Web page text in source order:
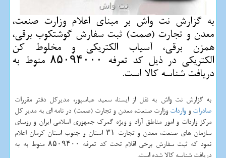
به گزارش نت واش بر مبنای اعلام وزارت صنعت،
معدن و تجارت (صمت) ثبت سفارش گوشتكوب برقی،
همزن برقی، آسیاب الكتریكی و مخلوط كن
الكتریكی در ذیل كد تعرفه ۸۵۰۹۴۰۰۰ منوط به
دریافت شناسه كالا است.
به گزارش نت واش به نقل از ایسنا، سعید عباسپور، مدیرکل دفتر مقررات
صادراتووارداتوزارت صنعت، معدن و تجارت (صمت) در نامه ای به مدیر کل
مرکز واردات و امور مناطق آزاد و ویژه گمرک جمهوری اسلامی ایران و روسای
سازمان های صنعت، معدن و تجارت ۳۱ استان و جنوب استان کرمان اعلام
نمود که ثبت سفارش برخی اقلام تحت کد تعرفه ۸۵۰۹۴۰۰ منوط به به
دریافت شناسه کالا شده است.